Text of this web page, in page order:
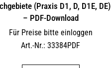
(Praxis D1, D, D1E, DE)
– PDF-Download
Für Preise bitte einloggen
Art.-Nr.: 33384PDF